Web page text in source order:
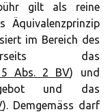
gilt als reine
Äquivalenzprinzip
im Bereich des
das
Abs. 2 BV) und
und das
). Demgemäss darf